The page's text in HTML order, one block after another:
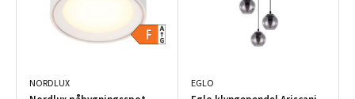
NORDLUX EGLO